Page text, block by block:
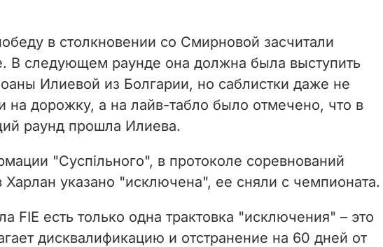
в столкновении со Смирновой засчитали
В следующем раунде она должна была выступить
Илиевой из Болгарии, но саблистки даже не
на дорожку, а на лайв-табло было отмечено, что в
раунд прошла Илиева.
"Суспільного", в протоколе соревнований
Харлан указано "исключена", ее сняли с чемпионата.
FIE есть только одна трактовка "исключения" – это
дисквалификацию и отстранение на 60 дней от